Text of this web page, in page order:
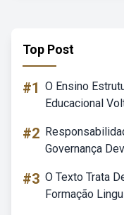
Top Post
#1 O Ensino
Educacional
#2
Governança
#3 O Texto Trata
Formação